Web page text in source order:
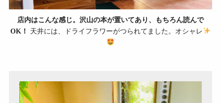
店内はこんな感じ。沢山の本が置いてあり、もちろん読んで
OK！
天井には、ドライフラワーがつられてました。オシャレ